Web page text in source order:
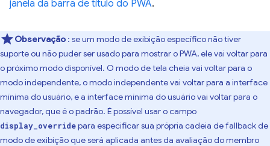
janela da barra de título do PWA.
Observação : se um modo de exibição específico não tiver
suporte ou não puder ser usado para mostrar o PWA, ele vai voltar para
o próximo modo disponível. O modo de tela cheia vai voltar para o
modo independente, o modo independente vai voltar para a interface
mínima do usuário, e a interface mínima do usuário vai voltar para o
navegador, que é o padrão. É possível usar o campo
display_overridepara especificar sua própria cadeia de fallback de
modo de exibição que será aplicada antes da avaliação do membro